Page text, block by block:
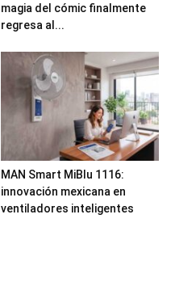
magia del cómic finalmente
regresa al...
MAN Smart MiBlu 1116:
innovación mexicana en
ventiladores inteligentes